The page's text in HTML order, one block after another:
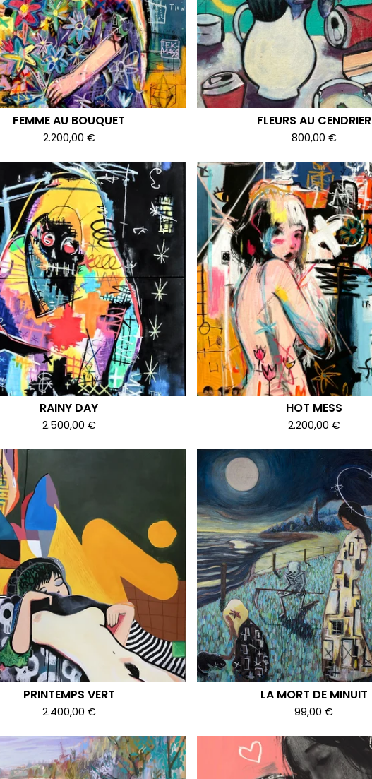
FEMME AU BOUQUET
2.200,00 €
FLEURS AU CENDRIER
800,00 €
RAINY DAY
2.500,00 €
HOT MESS
2.200,00 €
PRINTEMPS VERT
2.400,00 €
LA MORT DE MINUIT
99,00€